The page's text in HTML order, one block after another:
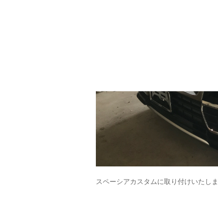
スペーシアカスタムに取り付けいたし